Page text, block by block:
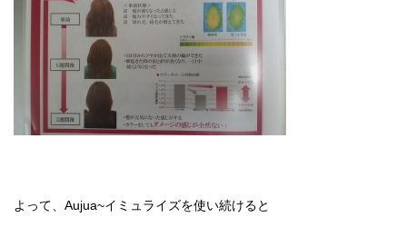
よって、Aujua~イミュライズを使い続けると